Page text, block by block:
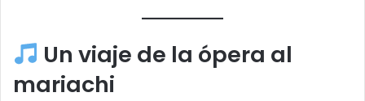
Un viaje de la ópera al
mariachi